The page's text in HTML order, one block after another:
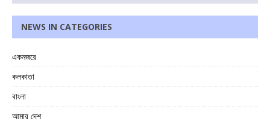
NEWS IN CATEGORIES
একনজরে
কলকাতা
বাংলা
আমার দেশ